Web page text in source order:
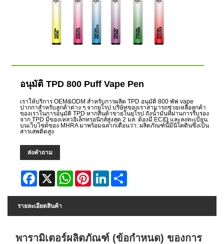
อนุมัติ TPD 800 Puff Vape Pen
เราให้บริการ OEM&ODM สำหรับการผลิต TPD อนุมัติ 800 พัฟ vape
ปากกาสำหรับลูกค้าต่าง ๆ จากยุโรป บริษัทของเราสามารถช่วยเหลือลูกค้า
ของเราในการอนุมัติ TPD หากสินค้าขายในยุโรป ถังน้ำมันที่ผ่านการรับรอง
จาก TPD มีของเหลวอิเล็กทรอนิกส์สูงสุด 2 มล. ต้องมี ECID และลงทะเบียน
บนเว็บไซต์ของ MHRA มาพร้อมฉลากเตือนว่า: ผลิตภัณฑ์นี้มีนิโคตินซึ่งเป็น
สารเสพติดสูง
ส่งคำถาม
Facebook WhatsAppPinterestLinkedIn
รายละเอียดสินค้า
พารามิเตอร์ผลิตภัณฑ์ (ข้อกำหนด) ของการ